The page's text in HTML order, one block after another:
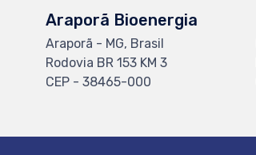
Araporã Bioenergia
Araporã - MG, Brasil
Rodovia BR 153 KM 3
CEP - 38465-000